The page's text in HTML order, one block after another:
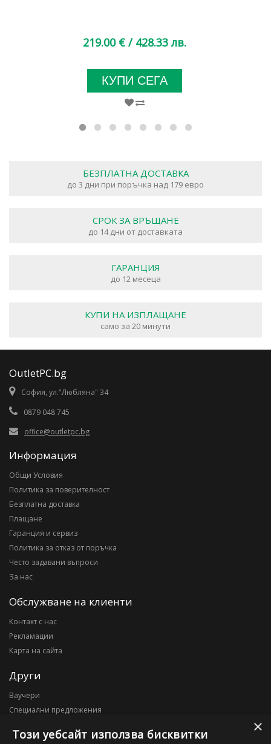
219.00 € / 428.33 лв.
КУПИ СЕГА
БЕЗПЛАТНА ДОСТАВКА
до 3 дни при поръчка над 179 евро
СРОК ЗА ВРЪЩАНЕ
до 14 дни от доставката
ГАРАНЦИЯ
до 12 месеца
КУПИ НА ИЗПЛАЩАНЕ
само за 20 минути
OutletPC.bg
София, ул."Любляна" 34
0879 048 745
office@outletpc.bg
Информация
Общи Условия
Политика за поверителност
Безплатна доставка
Плащане
Гаранция и сервиз
Политика за отказ от поръчка
Често задавани въпроси
За нас
Обслужване на клиенти
Контакт с нас
Рекламации
Карта на сайта
Други
Ваучери
Специални предложения
×
Този уебсайт използва бисквитки